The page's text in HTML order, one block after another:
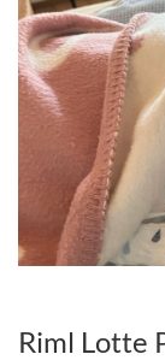
Riml Lotte